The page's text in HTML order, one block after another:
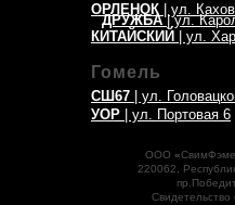
Гомель
СШ67 | ул.
УОР | ул. Портовая 6
КИТАЙСКИЙ | ул.
ОРЛЕНОК | ул.
ДРУЖБА| ул.
ООО «
220062,
Свидетельство